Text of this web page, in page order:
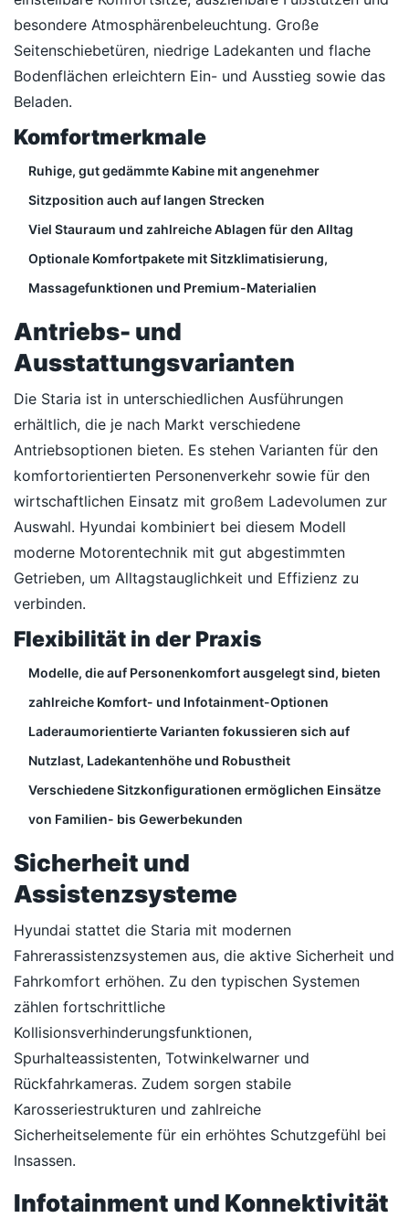
besondere Atmosphärenbeleuchtung. Große
Seitenschiebetüren, niedrige Ladekanten und flache
Bodenflächen erleichtern Ein- und Ausstieg sowie das
Beladen.
Komfortmerkmale
Ruhige, gut gedämmte Kabine mit angenehmer
Sitzposition auch auf langen Strecken
Viel Stauraum und zahlreiche Ablagen für den Alltag
Optionale Komfortpakete mit Sitzklimatisierung,
Massagefunktionen und Premium-Materialien
Antriebs- und
Ausstattungsvarianten
Die Staria ist in unterschiedlichen Ausführungen
erhältlich, die je nach Markt verschiedene
Antriebsoptionen bieten. Es stehen Varianten für den
komfortorientierten Personenverkehr sowie für den
wirtschaftlichen Einsatz mit großem Ladevolumen zur
Auswahl. Hyundai kombiniert bei diesem Modell
moderne Motorentechnik mit gut abgestimmten
Getrieben, um Alltagstauglichkeit und Effizienz zu
verbinden.
Flexibilität in der Praxis
Modelle, die auf Personenkomfort ausgelegt sind, bieten
zahlreiche Komfort- und Infotainment-Optionen
Laderaumorientierte Varianten fokussieren sich auf
Nutzlast, Ladekantenhöhe und Robustheit
Verschiedene Sitzkonfigurationen ermöglichen Einsätze
von Familien- bis Gewerbekunden
Sicherheit und
Assistenzsysteme
Hyundai stattet die Staria mit modernen
Fahrerassistenzsystemen aus, die aktive Sicherheit und
Fahrkomfort erhöhen. Zu den typischen Systemen
zählen fortschrittliche
Kollisionsverhinderungsfunktionen,
Spurhalteassistenten, Totwinkelwarner und
Rückfahrkameras. Zudem sorgen stabile
Karosseriestrukturen und zahlreiche
Sicherheitselemente für ein erhöhtes Schutzgefühl bei
Insassen.
Infotainment und Konnektivität